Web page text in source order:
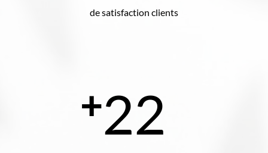
de satisfaction clients
+22